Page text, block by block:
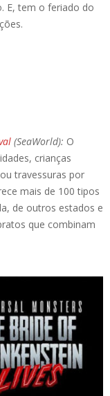
E, tem o feriado do
(SeaWorld): O
crianças
travessuras por
mais de 100 tipos
de outros estados e
que combinam